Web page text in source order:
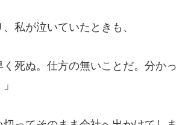
私が泣いていたときも、
く死ぬ。仕方の無いことだ。分かっ